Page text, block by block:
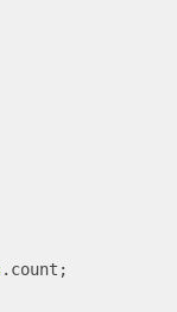
.count;